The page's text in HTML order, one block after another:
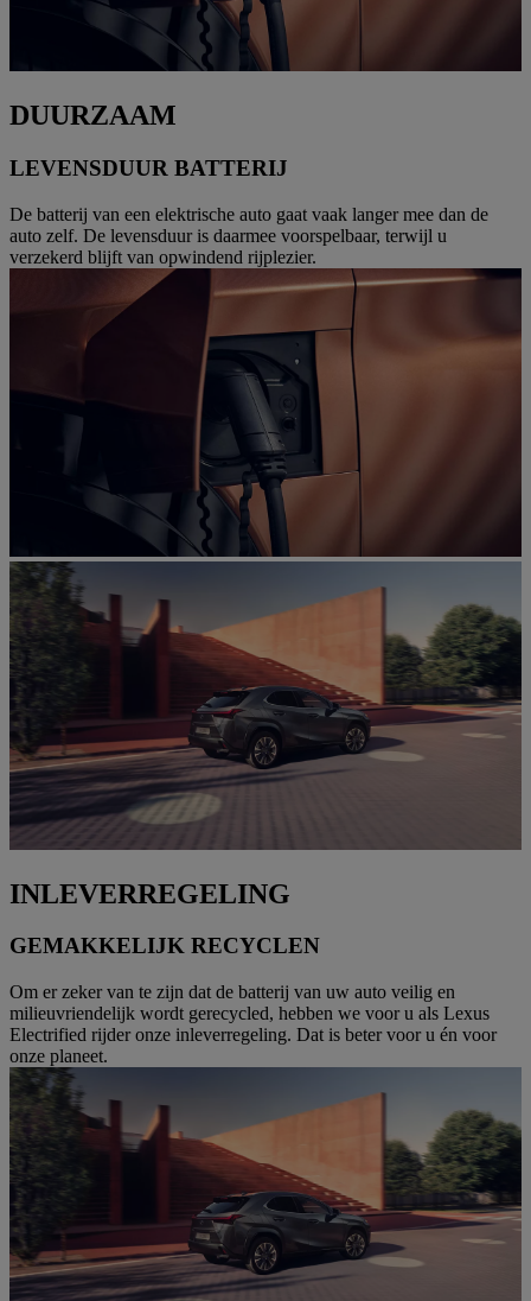
DUURZAAM
LEVENSDUUR BATTERIJ
De batterij van een elektrische auto gaat vaak langer mee dan de
auto zelf. De levensduur is daarmee voorspelbaar, terwijl u
verzekerd blijft van opwindend rijplezier.
INLEVERREGELING
GEMAKKELIJK RECYCLEN
Om er zeker van te zijn dat de batterij van uw auto veilig en
milieuvriendelijk wordt gerecycled, hebben we voor u als Lexus
Electrified rijder onze inleverregeling. Dat is beter voor u én voor
onze planeet.